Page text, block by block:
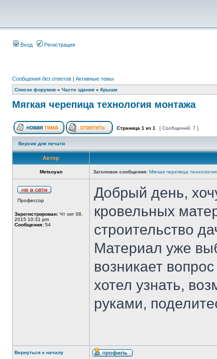
Вход Регистрация
Сообщения без ответов | Активные темы
Список форумов » Части здания » Крыши
Mягкая черепица технология монтажа
Страница 1 из 1 [ Сообщений: 7 ]
Версия для печати
Автор
Metsoyan Заголовок сообщения: Mягкая черепица
Профессор
Зарегистрирован: Чт окт 08,
2015 10:31 pm
Сообщения: 54
Добрый день,
кровельных
строительство
Материал уже
возникает
хотел узнать,
руками,
Вернуться к началу